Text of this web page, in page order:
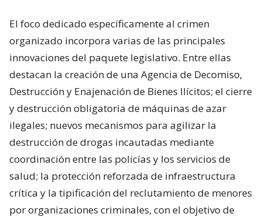
El foco dedicado específicamente al crimen
organizado incorpora varias de las principales
innovaciones del paquete legislativo. Entre ellas
destacan la creación de una Agencia de Decomiso,
Destrucción y Enajenación de Bienes Ilícitos; el cierre
y destrucción obligatoria de máquinas de azar
ilegales; nuevos mecanismos para agilizar la
destrucción de drogas incautadas mediante
coordinación entre las policías y los servicios de
salud; la protección reforzada de infraestructura
crítica y la tipificación del reclutamiento de menores
por organizaciones criminales, con el objetivo de